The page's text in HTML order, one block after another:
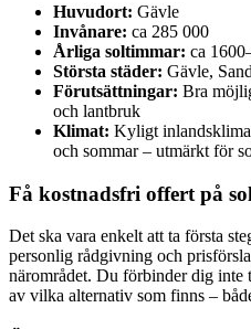
Huvudort: Gävle
Invånare: ca 285 000
Årliga soltimmar: ca
Största städer: Gävle,
Förutsättningar: Bra
och lantbruk
Klimat: Kyligt
och sommar – utmärkt för
Få kostnadsfri offert på
Det ska vara enkelt att ta första
personlig rådgivning och
närområdet. Du förbinder dig inte
av vilka alternativ som finns –